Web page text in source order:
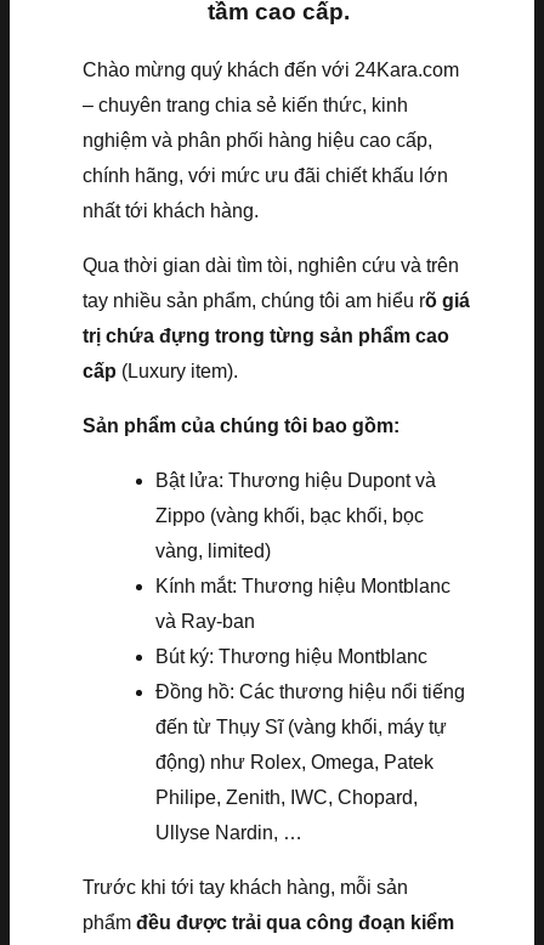
tầm cao cấp.
Chào mừng quý khách đến với 24Kara.com
– chuyên trang chia sẻ kiến thức, kinh
nghiệm và phân phối hàng hiệu cao cấp,
chính hãng, với mức ưu đãi chiết khấu lớn
nhất tới khách hàng.
Qua thời gian dài tìm tòi, nghiên cứu và trên
tay nhiều sản phẩm, chúng tôi am hiểu rõ giá
trị chứa đựng trong từng sản phẩm cao
cấp (Luxury item).
Sản phẩm của chúng tôi bao gồm:
Bật lửa: Thương hiệu Dupont và
Zippo (vàng khối, bạc khối, bọc
vàng, limited)
Kính mắt: Thương hiệu Montblanc
và Ray-ban
Bút ký: Thương hiệu Montblanc
Đồng hồ: Các thương hiệu nổi tiếng
đến từ Thụy Sĩ (vàng khối, máy tự
động) như Rolex, Omega, Patek
Philipe, Zenith, IWC, Chopard,
Ullyse Nardin, …
Trước khi tới tay khách hàng, mỗi sản
phẩm đều được trải qua công đoạn kiểm